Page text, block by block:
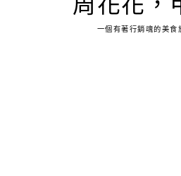
一個有著行銷魂的美食